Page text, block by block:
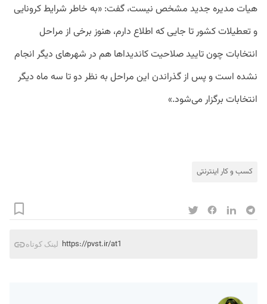
هیات مدیره جدید مشخص نیست، گفت: «به خاطر شرایط کرونایی
و تعطیلات کشور تا جایی که اطلاع دارم، هنوز برخی از مراحل
انتخابات چون تایید صلاحیت کاندیداها هم در شهرهای دیگر انجام
نشده است و پس از گذراندن این مراحل به نظر دو تا سه ماه دیگر
انتخابات برگزار می‌شود.»
کسب و کار اینترنتی
لینک کوتاه https://pvst.ir/at1